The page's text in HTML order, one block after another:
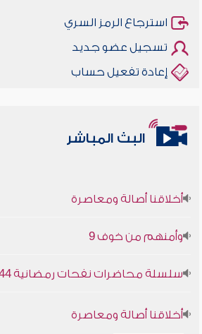
استرجاع الرمز السري
تسجيل عضو جديد
إعادة تفعيل حساب
البث المباشر
أخلاقنا أصالة ومعاصرة
وأمنهم من خوف 9
سلسلة محاضرات نفحات رمضانية 1444هـ
أخلاقنا أصالة ومعاصرة